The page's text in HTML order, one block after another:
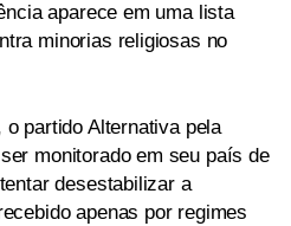
aparece em uma lista
minorias religiosas no
partido Alternativa pela
monitorado em seu país de
desestabilizar a
apenas por regimes